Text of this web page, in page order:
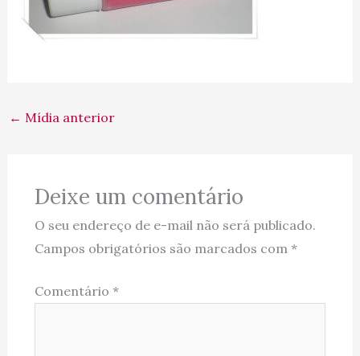
← Mídia anterior
Deixe um comentário
O seu endereço de e-mail não será publicado.
Campos obrigatórios são marcados com *
Comentário *